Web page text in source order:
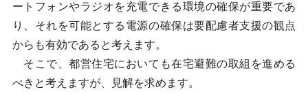
ートフォンやラジオを充電できる環境の確保が重要であ
り、それを可能とする電源の確保は要配慮者支援の観点
からも有効であると考えます。
そこで、都営住宅においても在宅避難の取組を進める
べきと考えますが、見解を求めます。